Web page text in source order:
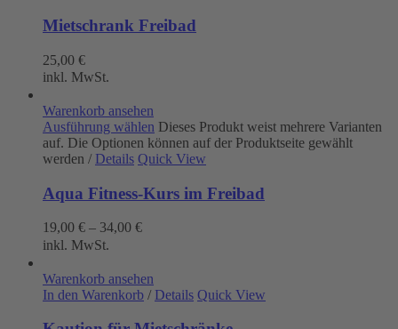
Mietschrank Freibad
25,00 €
inkl. MwSt.
Warenkorb ansehen
Ausführung wählen Dieses Produkt weist mehrere Varianten
auf. Die Optionen können auf der Produktseite gewählt
werden / Details Quick View
Aqua Fitness-Kurs im Freibad
19,00 € – 34,00 €
inkl. MwSt.
Warenkorb ansehen
In den Warenkorb / Details Quick View